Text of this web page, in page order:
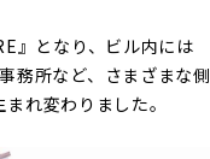
』となり、ビル内には
務所など、さまざまな側
れ変わりました。